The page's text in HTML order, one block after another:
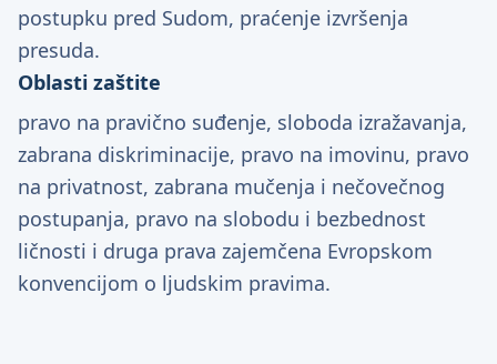
postupku pred Sudom, praćenje izvršenja
presuda.
Oblasti zaštite
pravo na pravično suđenje, sloboda izražavanja,
zabrana diskriminacije, pravo na imovinu, pravo
na privatnost, zabrana mučenja i nečovečnog
postupanja, pravo na slobodu i bezbednost
ličnosti i druga prava zajemčena Evropskom
konvencijom o ljudskim pravima.